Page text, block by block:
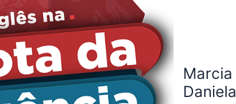
Marcia
Daniela